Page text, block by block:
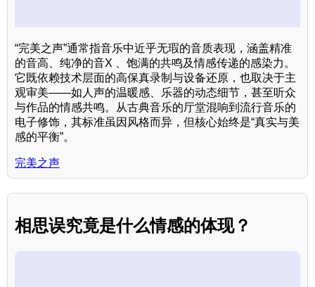
“完美之声”通常指音乐中近乎无瑕的音质表现，涵盖精准
的音高、纯净的音X 、饱满的共鸣及情感传递的感染力。
它既依赖技术层面的高保真录制与设备还原，也取决于主
观审美——如人声的温暖感、乐器的动态细节，甚至听众
与作品的情感共鸣。从古典音乐的厅堂混响到流行音乐的
电子修饰，其标准虽因风格而异，但核心始终是“真实与美
感的平衡”。
完美之声
相思误究竟是什么情感的体现？